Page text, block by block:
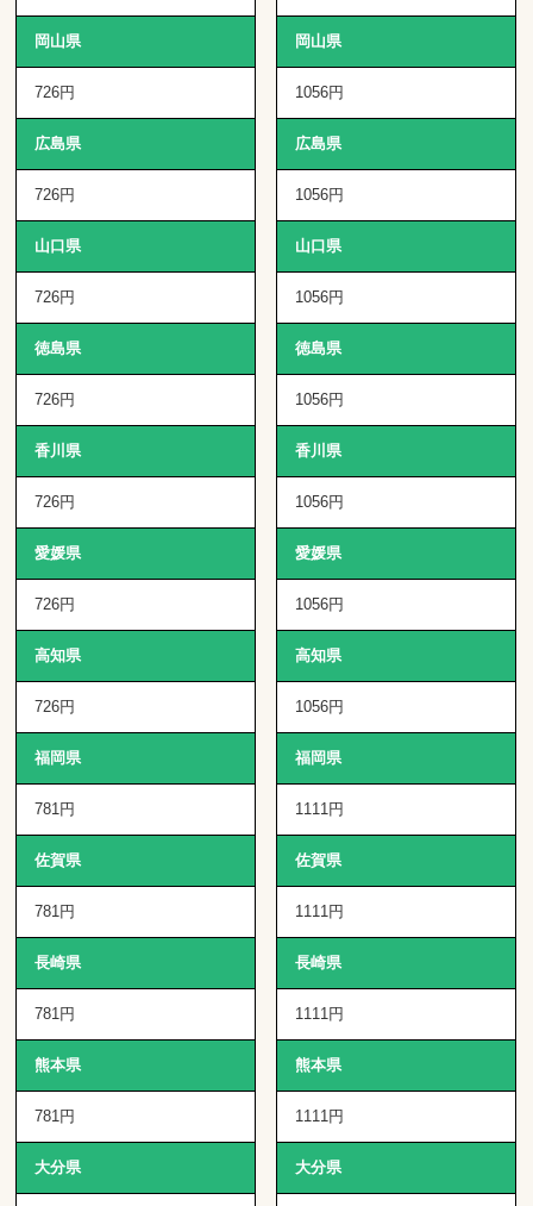
岡山県
726円
広島県
726円
山口県
726円
徳島県
726円
香川県
726円
愛媛県
726円
高知県
726円
福岡県
781円
佐賀県
781円
長崎県
781円
熊本県
781円
大分県
岡山県
1056円
広島県
1056円
山口県
1056円
徳島県
1056円
香川県
1056円
愛媛県
1056円
高知県
1056円
福岡県
1111円
佐賀県
1111円
長崎県
1111円
熊本県
1111円
大分県